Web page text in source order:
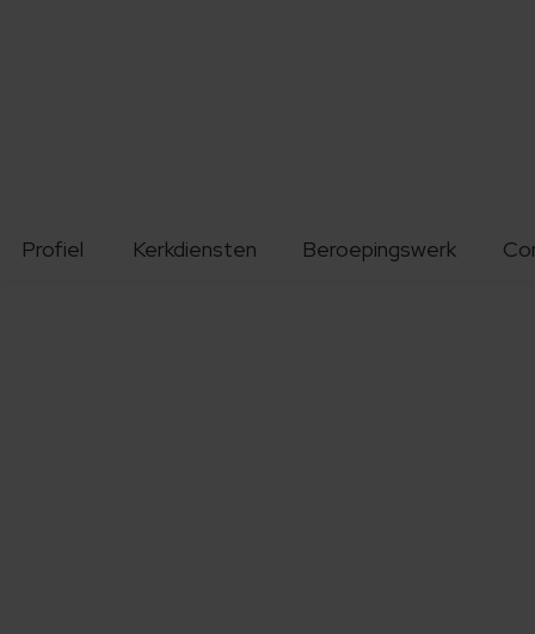
Profiel Kerkdiensten Beroepingswerk